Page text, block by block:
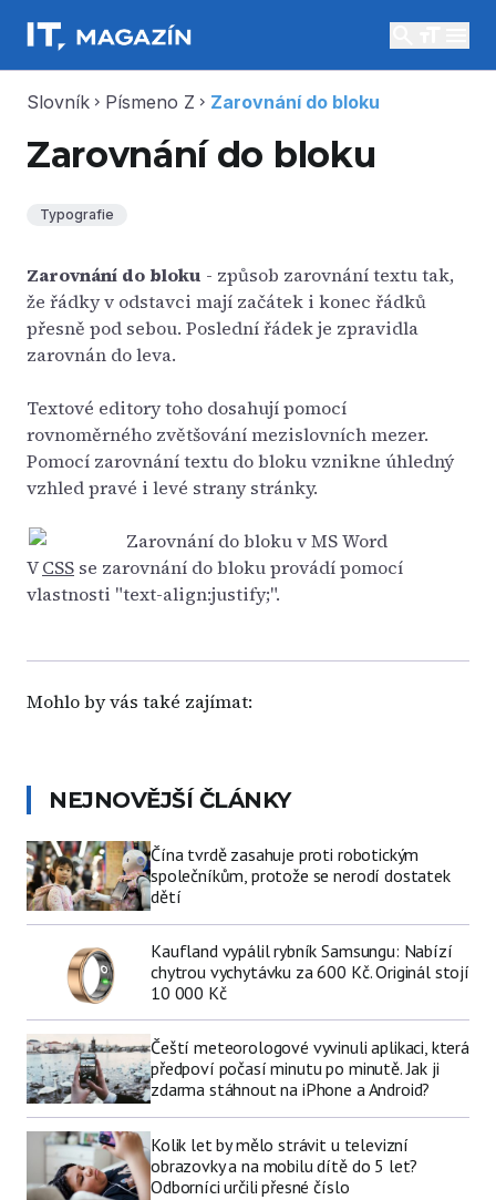
Slovník chevron_right Písmeno Z chevron_right Zarovnání do bloku
Zarovnání do bloku
Typografie
Zarovnání do bloku - způsob zarovnání textu tak,
že řádky v odstavci mají začátek i konec řádků
přesně pod sebou. Poslední řádek je zpravidla
zarovnán do leva.
Textové editory toho dosahují pomocí
rovnoměrného zvětšování mezislovních mezer.
Pomocí zarovnání textu do bloku vznikne úhledný
vzhled pravé i levé strany stránky.
VCSS se zarovnání do bloku provádí pomocí
vlastnosti "text-align:justify;".
Mohlo by vás také zajímat:
NEJNOVĚJŠÍ ČLÁNKY
Čína tvrdě zasahuje proti robotickým
společníkům, protože se nerodí dostatek
dětí
Kaufland vypálil rybník Samsungu: Nabízí
chytrou vychytávku za 600 Kč. Originál stojí
10 000 Kč
Čeští meteorologové vyvinuli aplikaci, která
předpoví počasí minutu po minutě. Jak ji
zdarma stáhnout na iPhone a Android?
Kolik let by mělo strávit u televizní
obrazovky a na mobilu dítě do 5 let?
Odborníci určili přesné číslo